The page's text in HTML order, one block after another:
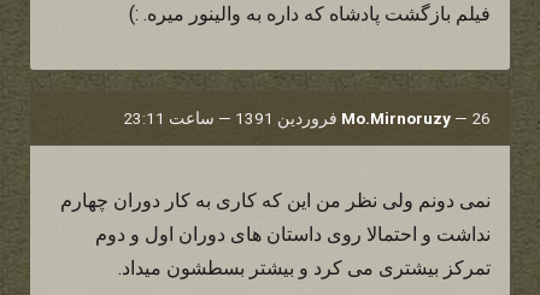
فیلم بازگشت پادشاه که داره به والینور میره. :)
Mo.Mirnoruzy — 26 فروردین 1391 — ساعت 23:11
نمی دونم ولی نظر من این که کاری به کار دوران چهارم
نداشت و احتمالا روی داستان های دوران اول و دوم
تمرکز بیشتری می کرد و بیشتر بسطشون میداد.